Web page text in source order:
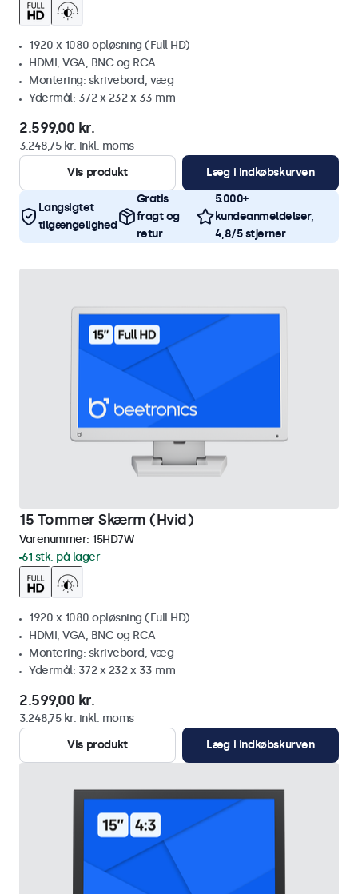
1920 x 1080 opløsning (Full HD)
HDMI, VGA, BNC og RCA
Montering: skrivebord, væg
Ydermål: 372 x 232 x 33 mm
2.599,00 kr.
3.248,75 kr. inkl. moms
Vis produkt
Læg i indkøbskurven
Langsigtet
tilgængelighed
Gratis
fragt og
retur
5.000+
kundeanmeldelser,
4,8/5 stjerner
15 Tommer Skærm (Hvid)
Varenummer: 15HD7W
61 stk. på lager
1920 x 1080 opløsning (Full HD)
HDMI, VGA, BNC og RCA
Montering: skrivebord, væg
Ydermål: 372 x 232 x 33 mm
2.599,00 kr.
3.248,75 kr. inkl. moms
Vis produkt
Læg i indkøbskurven